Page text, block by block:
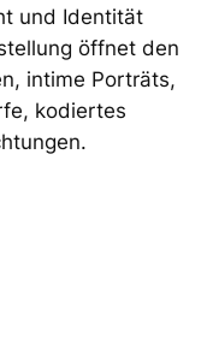
und Identität
öffnet den
intime Porträts,
kodiertes